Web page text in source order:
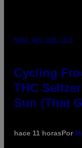
MAHA HAQ FOR VICE
Cycling
THC
Sun (That
hace 11 horasPor